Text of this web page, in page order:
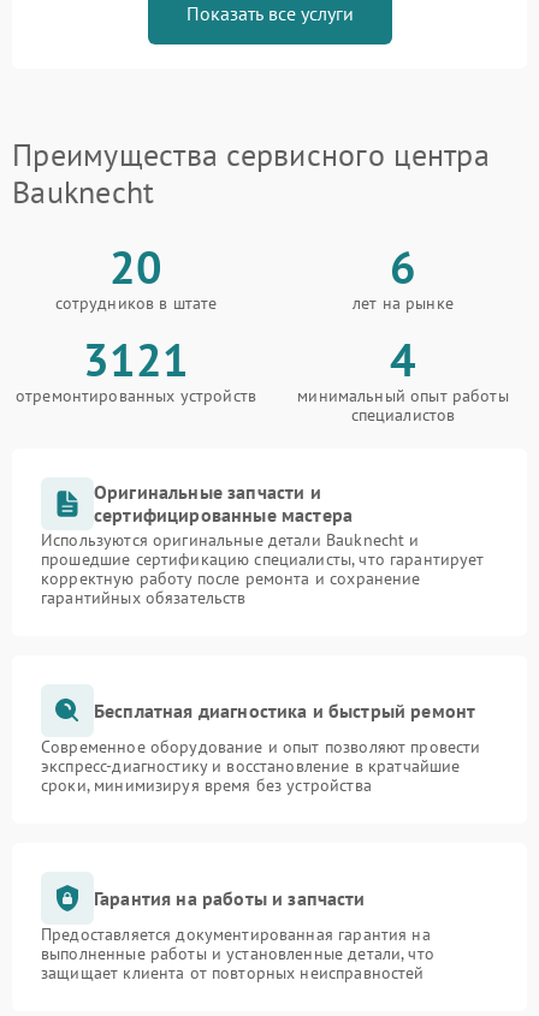
Показать все услуги
Преимущества сервисного центра
Bauknecht
20
сотрудников в штате
6
лет на рынке
3121
отремонтированных устройств
4
минимальный опыт работы
специалистов
Оригинальные запчасти и
сертифицированные мастера
Используются оригинальные детали Bauknecht и
прошедшие сертификацию специалисты, что гарантирует
корректную работу после ремонта и сохранение
гарантийных обязательств
Бесплатная диагностика и быстрый ремонт
Современное оборудование и опыт позволяют провести
экспресс-диагностику и восстановление в кратчайшие
сроки, минимизируя время без устройства
Гарантия на работы и запчасти
Предоставляется документированная гарантия на
выполненные работы и установленные детали, что
защищает клиента от повторных неисправностей